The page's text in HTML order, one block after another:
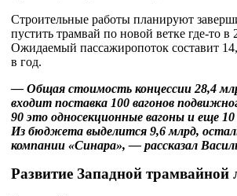
Строительные работы планируют
пустить трамвай по новой ветке где-то в
Ожидаемый пассажиропоток составит
в год.
— Общая стоимость концессии 28,4
входит поставка 100 вагонов
90 это односекционные вагоны и еще
Из бюджета выделится 9,6 млрд,
компании «Синара», — рассказал
Развитие Западной трамвайной